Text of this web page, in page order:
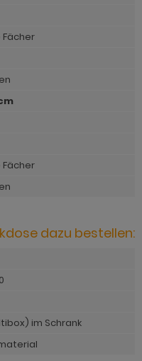
Fächer
Fächer
dazu bestellen:
im Schrank